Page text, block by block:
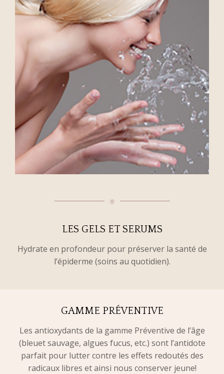
LES GELS ET SERUMS
Hydrate en profondeur pour préserver la santé de
l’épiderme (soins au quotidien).
GAMME PRÉVENTIVE
Les antioxydants de la gamme Préventive de l’âge
(bleuet sauvage, algues fucus, etc.) sont l’antidote
parfait pour lutter contre les effets redoutés des
radicaux libres et ainsi nous conserver jeune!